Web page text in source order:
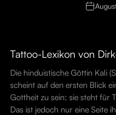
Tattoo-Lexikon von
Die hinduistische Göttin Kali
scheint auf den ersten Blick
Gottheit zu sein; sie steht für
Das ist jedoch nur eine Seite